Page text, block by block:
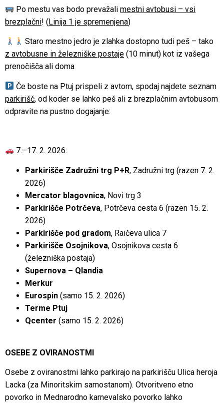
Po mestu vas bodo prevažalimestni avtobusi – vsi
brezplačni! (Linija 1 je spremenjena)
Staro mestno jedro je zlahka dostopno tudi peš – tako
z avtobusne in železniške postaje (10 minut) kot iz vašega
prenočišča ali doma
Če boste na Ptuj prispeli z avtom, spodaj najdete seznam
parkirišč, od koder se lahko peš ali z brezplačnim avtobusom
odpravite na pustno dogajanje:
7.–17. 2. 2026:
Parkirišče Zadružni trg P+R, Zadružni trg (razen 7. 2.
2026)
Mercator blagovnica, Novi trg 3
Parkirišče Potrčeva, Potrčeva cesta 6 (razen 15. 2.
2026)
Parkirišče pod gradom, Raičeva ulica 7
Parkirišče Osojnikova, Osojnikova cesta 6
(železniška postaja)
Supernova – Qlandia
Merkur
Eurospin (samo 15. 2. 2026)
Terme Ptuj
Qcenter (samo 15. 2. 2026)
OSEBE Z OVIRANOSTMI
Osebe z oviranostmi lahko parkirajo na parkirišču Ulica heroja
Lacka (za Minoritskim samostanom). Otvoritveno etno
povorko in Mednarodno karnevalsko povorko lahko